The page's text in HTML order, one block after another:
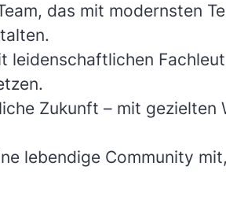
das mit modernsten
leidenschaftlichen
Zukunft – mit
lebendige Community